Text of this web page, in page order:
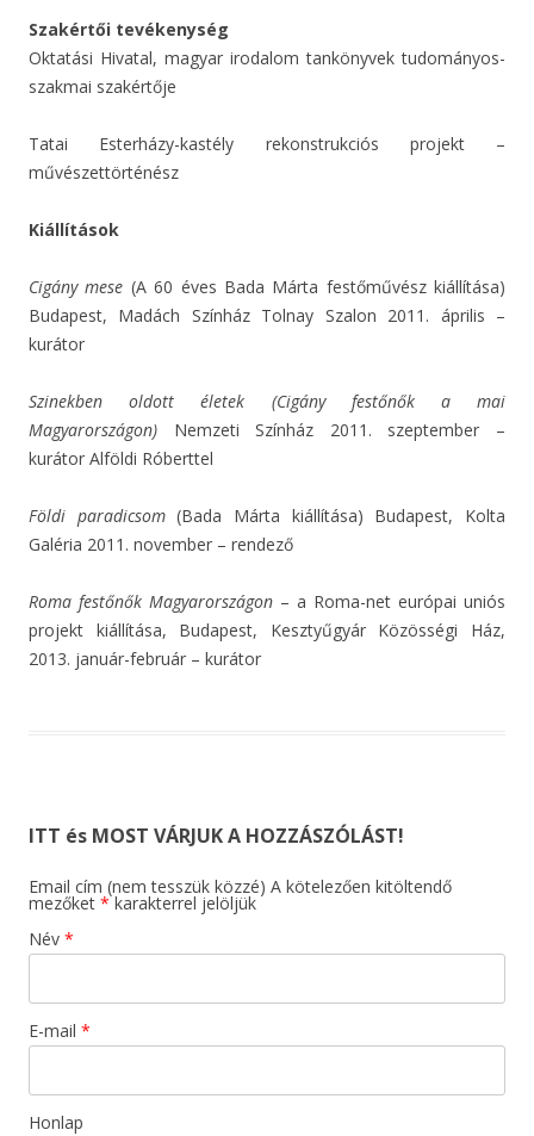
Szakértői tevékenység
Oktatási Hivatal, magyar irodalom tankönyvek tudományos-
szakmai szakértője
Tatai Esterházy-kastély rekonstrukciós projekt –
művészettörténész
Kiállítások
Cigány mese (A 60 éves Bada Márta festőművész kiállítása)
Budapest, Madách Színház Tolnay Szalon 2011. április –
kurátor
Szinekben oldott életek (Cigány festőnők a mai
Magyarországon) Nemzeti Színház 2011. szeptember –
kurátor Alföldi Róberttel
Földi paradicsom(Bada Márta kiállítása) Budapest, Kolta
Galéria 2011. november – rendező
Roma festőnők Magyarországon – a Roma-net európai uniós
projekt kiállítása, Budapest, Kesztyűgyár Közösségi Ház,
2013. január-február – kurátor
ITT és MOST VÁRJUK A HOZZÁSZÓLÁST!
Email cím (nem tesszük közzé) A kötelezően kitöltendő
mezőket *karakterrel jelöljük
Név *
E-mail *
Honlap